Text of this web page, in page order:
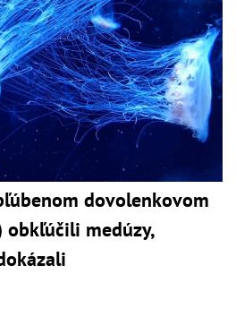
dovolenkovom
obkľúčili medúzy,